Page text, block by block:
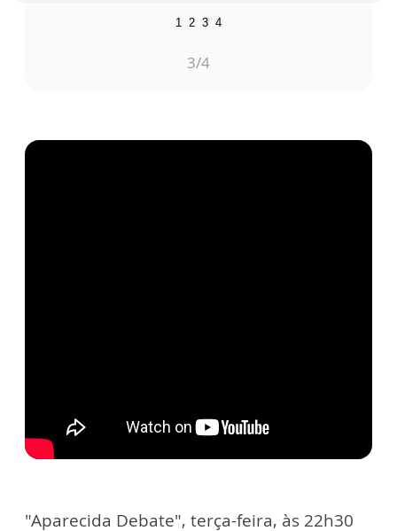
1 2 3 4
3/4
"Aparecida Debate", terça-feira, às 22h30